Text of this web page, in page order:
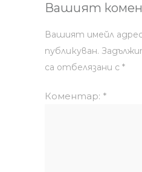
Вашият
Вашият имейл
публикуван.
са отбелязани с *
Коментар: *